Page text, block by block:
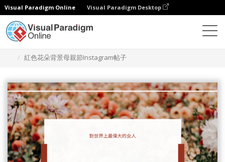
Visual Paradigm Online Visual Paradigm Desktop
紅色花朵背景母親節Instagram帖子